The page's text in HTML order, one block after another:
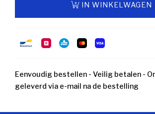
IN WINKELWAGEN
Eenvoudig bestellen - Veilig betalen -
geleverd via e-mail na de bestelling